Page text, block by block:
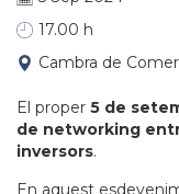
17.00 h
Cambra de
El proper 5 de
de networking
inversors.
En aquest